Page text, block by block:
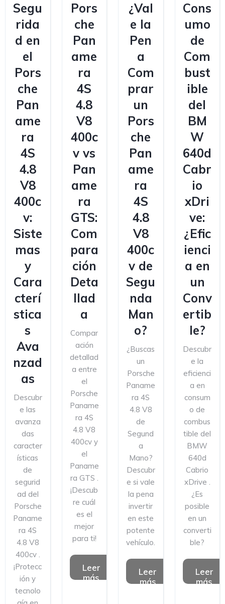
Segu
rida
d en
el
Pors
che
Pan
ame
ra
4S
4.8
V8
400c
v:
Siste
mas
y
Cara
cterí
stica
s
Ava
nzad
as
Descubr
e las
avanza
das
caracter
ísticas
de
segurid
ad del
Porsche
Paname
ra 4S
4.8 V8
400cv .
¡Protecc
ión y
tecnolo
Pors
che
Pan
ame
ra
4S
4.8
V8
400c
v vs
Pan
ame
ra
GTS:
Com
para
ción
Deta
llad
a
Compar
ación
detallad
a entre
el
Porsche
Paname
ra 4S
4.8 V8
400cv y
el
Paname
ra GTS .
¡Descub
re cuál
es el
mejor
para ti!
Leer
más
¿Val
e la
Pen
a
Com
prar
un
Pors
che
Pan
ame
ra
4S
4.8
V8
400c
v de
Segu
nda
Man
o?
¿Buscas
un
Porsche
Paname
ra 4S
4.8 V8
de
Segund
a
Mano?
Descubr
e si vale
la pena
invertir
en este
potente
vehículo.
Leer
más
Cons
umo
de
Com
bust
ible
del
BM
W
640d
Cabr
io
xDri
ve:
¿Efic
ienci
a en
un
Conv
ertib
le?
Descubr
e la
eficienci
a en
consum
o de
combus
tible del
BMW
640d
Cabrio
xDrive .
¿Es
posible
en un
converti
ble?
Leer
más